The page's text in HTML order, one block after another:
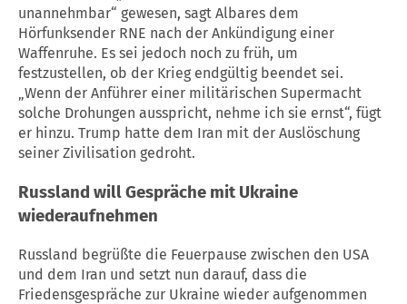
unannehmbar“ gewesen, sagt Albares dem
Hörfunksender RNE nach der Ankündigung einer
Waffenruhe. Es sei jedoch noch zu früh, um
festzustellen, ob der Krieg endgültig beendet sei.
„Wenn der Anführer einer militärischen Supermacht
solche Drohungen ausspricht, nehme ich sie ernst“, fügt
er hinzu. Trump hatte dem Iran mit der Auslöschung
seiner Zivilisation gedroht.
Russland will Gespräche mit Ukraine
wiederaufnehmen
Russland begrüßte die Feuerpause zwischen den USA
und dem Iran und setzt nun darauf, dass die
Friedensgespräche zur Ukraine wieder aufgenommen